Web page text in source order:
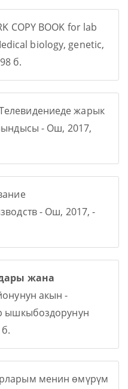
COPY BOOK for lab
biology, genetic,
б.
жарык
- Ош, 2017,
- Ош, 2017, -
жана
акын -
ышкыбоздорунун
менин өмүрүм